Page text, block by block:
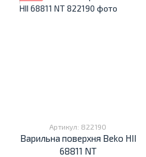
Артикул: 822190
Варильна поверхня Beko HII
68811 NT